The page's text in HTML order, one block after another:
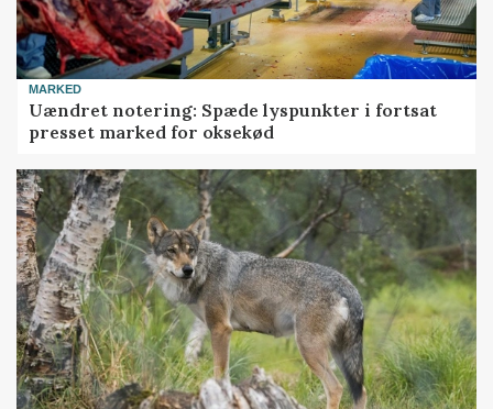
MARKED
Uændret notering: Spæde lyspunkter i fortsat
presset marked for oksekød